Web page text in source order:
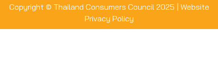
Copyright © Thailand Consumers Council 2025 | Website
Privacy Policy